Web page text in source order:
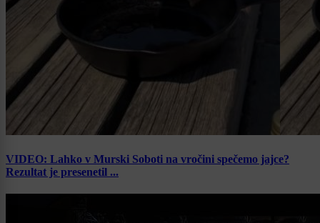
VIDEO: Lahko v Murski Soboti na vročini spečemo jajce?
Rezultat je presenetil ...